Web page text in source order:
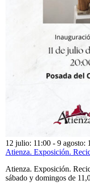
12 julio: 11:00 - 9 agosto:
Atienza. Exposición.
Atienza. Exposición.
sábado y domingos de